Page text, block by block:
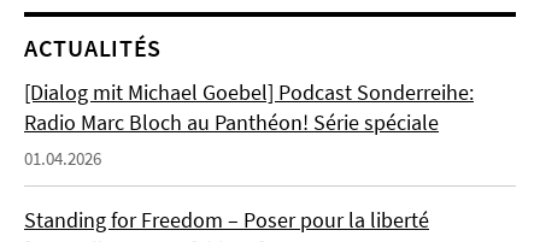
ACTUALITÉS
[Dialog mit Michael Goebel] Podcast Sonderreihe:
Radio Marc Bloch au Panthéon! Série spéciale
01.04.2026
Standing for Freedom – Poser pour la liberté